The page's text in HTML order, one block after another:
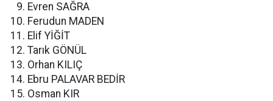
Evren SAĞRA
Ferudun MADEN
Elif YİĞİT
Tarık GÖNÜL
Orhan KILIÇ
Ebru PALAVAR BEDİR
Osman KIR